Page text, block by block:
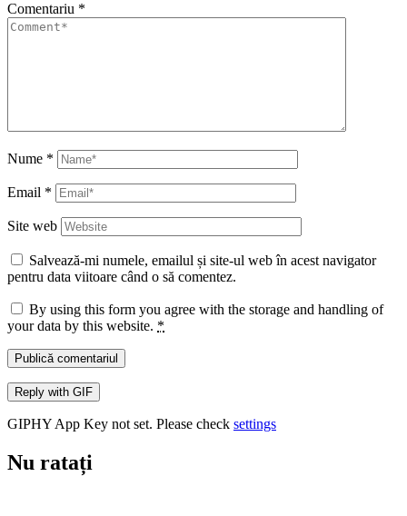
Comentariu *
Nume *
Email *
Site web
Salvează-mi numele, emailul și site-ul web în acest navigator
pentru data viitoare când o să comentez.
By using this form you agree with the storage and handling of
your data by this website. *
Publică comentariul
Reply with GIF
GIPHY App Key not set. Please check settings
Nu ratați